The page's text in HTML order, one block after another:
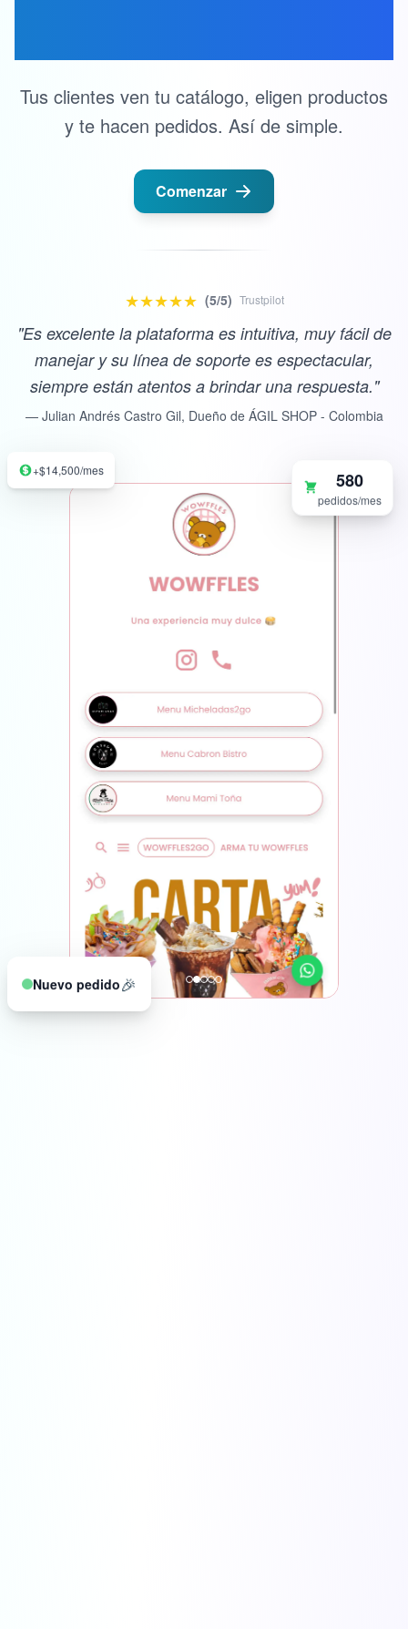
Tus clientes ven tu catálogo, eligen productos
y te hacen pedidos. Así de simple.
Comenzar
★★★★★ (5/5) Trustpilot
"Es excelente la plataforma es intuitiva, muy fácil de
manejar y su línea de soporte es espectacular,
siempre están atentos a brindar una respuesta."
— Julian Andrés Castro Gil, Dueño de ÁGIL SHOP - Colombia
580
pedidos/mes
Nuevo pedido🎉
+$14,500/mes